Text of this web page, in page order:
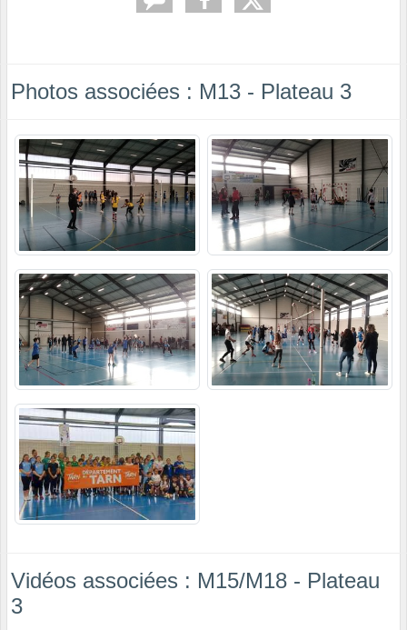
Photos associées : M13 - Plateau 3
Vidéos associées : M15/M18 - Plateau
3